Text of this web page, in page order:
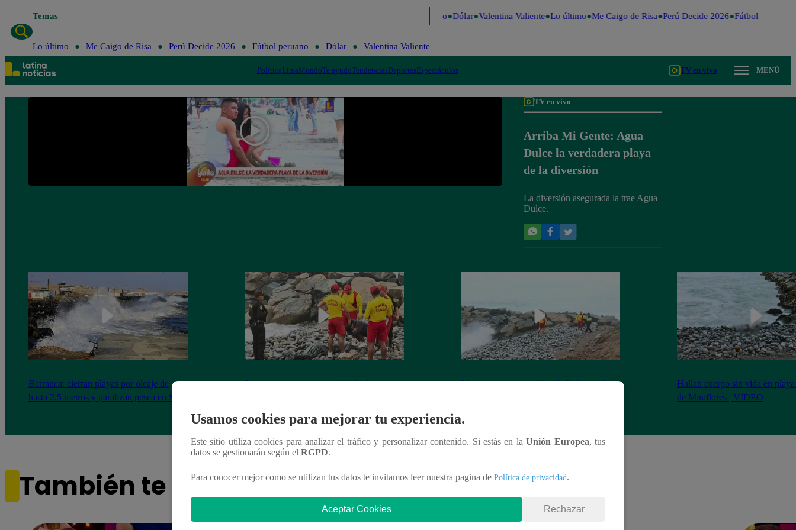
Temas Fútbol peruano Dólar Valentina Valiente Lo último Me Caigo de Risa Perú Decide 2026 Fútbol peruano
Lo último Me Caigo de Risa Perú Decide 2026 Fútbol peruano Dólar Valentina Valiente
PolíticaLimaMundoTe ayudoTendenciasDeportesEspectáculos TV en vivo MENÚ
TV en vivo
Arriba Mi Gente: Agua
Dulce la verdadera playa
de la diversión
La diversión asegurada la trae Agua
Dulce.
Barranca: cierran playas por oleaje de
hasta 2.5 metros y paralizan pesca en Supe
Joven reconoce cuerpo sin vida de su
Llegan a recoger cadáver hallado en playa
Hallan cuerpo sin vida en
de Miraflores | VIDEO
También te puede interesar
Usamos cookies para mejorar tu experiencia.
Este sitio utiliza cookies para analizar el tráfico y personalizar contenido. Si estás en laUnión Europea, tus
datos se gestionarán según el RGPD.
Para conocer mejor como se utilizan tus datos te invitamos leer nuestra pagina de Política de privacidad.
Aceptar Cookies Rechazar